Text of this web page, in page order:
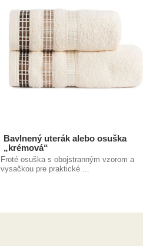
Bavlnený uterák alebo osuška
„krémová“
Froté osuška s obojstranným vzorom a
vysačkou pre praktické ...